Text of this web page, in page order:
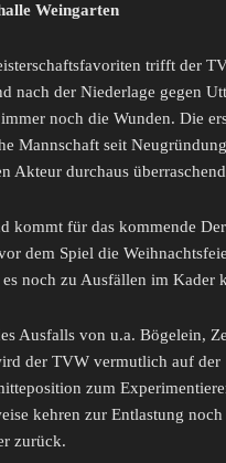
Weingarten
trifft der
nach der Niederlage gegen
noch die Wunden. Die
Mannschaft seit
Akteur durchaus
kommt für das kommende
dem Spiel die
noch zu Ausfällen im Kader
Ausfalls von u.a. Bögelein,
der TVW vermutlich auf der
zum
kehren zur Entlastung
zurück.